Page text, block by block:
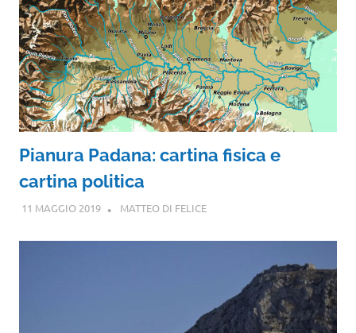
Pianura Padana: cartina fisica e
cartina politica
11 MAGGIO 2019 MATTEO DI FELICE